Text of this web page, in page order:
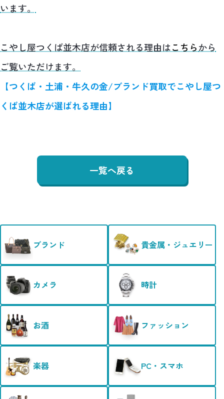
います。
こやし屋つくば並木店が信頼される理由はこちらから
ご覧いただけます。
【つくば・土浦・牛久の金/ブランド買取でこやし屋つ
くば並木店が選ばれる理由】
一覧へ戻る
ブランド 貴金属・ジュエリー
カメラ 時計
お酒 ファッション
楽器 PC・スマホ